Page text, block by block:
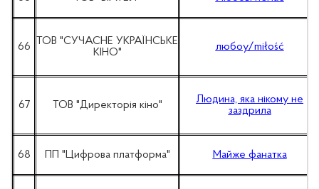
66
ТОВ "СУЧАСНЕ УКРАЇНСЬКЕ
КІНО"
любоу/miłość
67 ТОВ "Директорія кіно"
Людина, яка нікому не
заздрила
68 ПП "Цифрова платформа" Майже фанатка